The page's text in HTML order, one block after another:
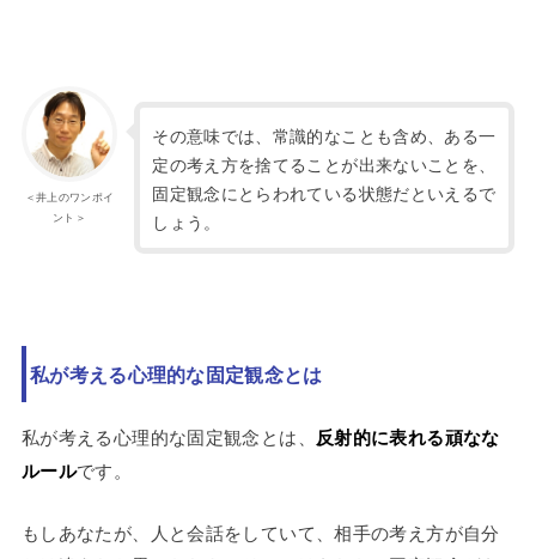
＜井上のワンポイ
ント＞
その意味では、常識的なことも含め、ある一
定の考え方を捨てることが出来ないことを、
固定観念にとらわれている状態だといえるで
しょう。
私が考える心理的な固定観念とは
私が考える心理的な固定観念とは、 反射的に表れる頑なな
ルールです。
もしあなたが、人と会話をしていて、相手の考え方が自分